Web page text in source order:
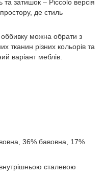
та затишок – Piccolo версія
де стиль
можна обрати з
тканин різних кольорів та
варіант меблів.
36% бавовна, 17%
сталевою